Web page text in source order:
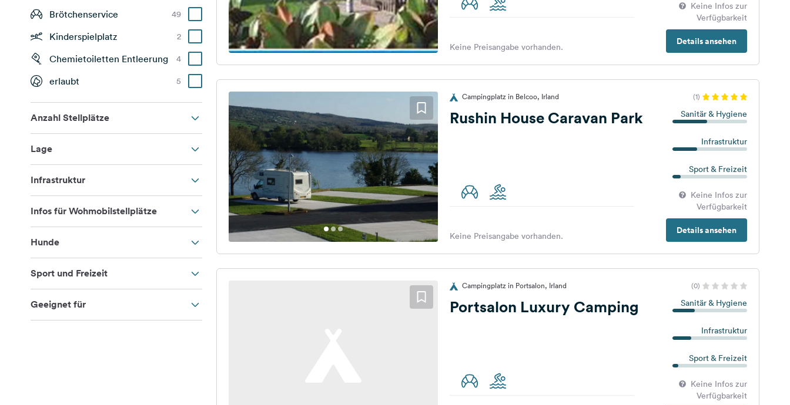
Brötchenservice 49
Kinderspielplatz 2
Chemietoiletten Entleerung 4
erlaubt 5
Anzahl Stellplätze
Lage
Infrastruktur
Infos für Wohmobilstellplätze
Hunde
Sport und Freizeit
Geeignet für
Keine Infos zur
Verfügbarkeit
Details ansehen
Keine Preisangabe vorhanden.
Campingplatz in Belcoo, Irland (1)
Rushin House Caravan Park Sanitär & Hygiene
Infrastruktur
Sport & Freizeit
Keine Infos zur
Verfügbarkeit
Details ansehen
Keine Preisangabe vorhanden.
Campingplatz in Portsalon, Irland (0)
Portsalon Luxury Camping Sanitär & Hygiene
Infrastruktur
Sport & Freizeit
Keine Infos zur
Verfügbarkeit